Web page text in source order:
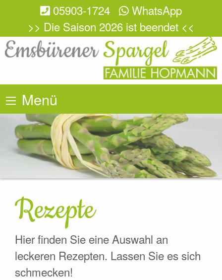
05903-1724
WhatsApp
>> Die Saison 2026 ist beendet <<
Menü
Rezepte
Hier finden Sie eine Auswahl an
leckeren Rezepten. Lassen Sie es sich
schmecken!